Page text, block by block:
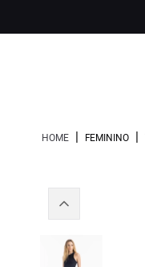
HOME | FEMININO |